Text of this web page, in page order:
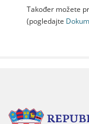
Također možete
(pogledajte